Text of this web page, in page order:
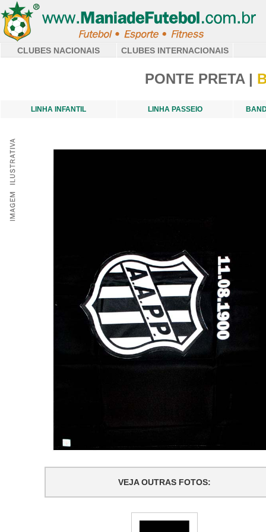
CLUBES NACIONAIS CLUBES INTERNACIONAIS
PONTE PRETA |
LINHA INFANTIL LINHA PASSEIO
VEJA OUTRAS FOTOS: